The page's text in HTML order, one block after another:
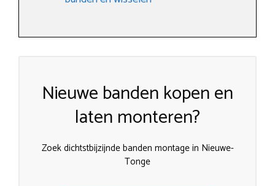
Nieuwe banden kopen en
laten monteren?
Zoek dichtstbijzijnde banden montage in Nieuwe-
Tonge